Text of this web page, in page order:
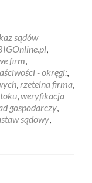
sądów
,
firm,
- okręgi:,
,rzetelna firma,
,weryfikacja
gospodarczy,
sądowy,